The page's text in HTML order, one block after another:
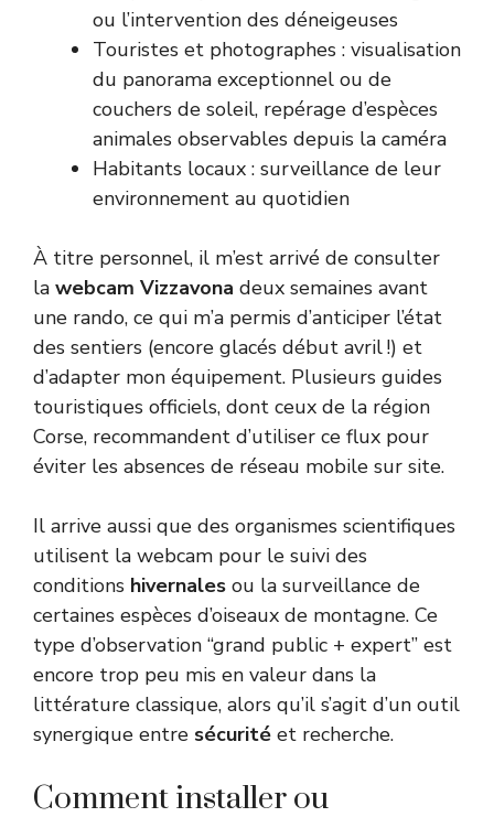
ou l’intervention des déneigeuses
Touristes et photographes : visualisation
du panorama exceptionnel ou de
couchers de soleil, repérage d’espèces
animales observables depuis la caméra
Habitants locaux : surveillance de leur
environnement au quotidien
À titre personnel, il m’est arrivé de consulter
la webcam Vizzavona deux semaines avant
une rando, ce qui m’a permis d’anticiper l’état
des sentiers (encore glacés début avril !) et
d’adapter mon équipement. Plusieurs guides
touristiques officiels, dont ceux de la région
Corse, recommandent d’utiliser ce flux pour
éviter les absences de réseau mobile sur site.
Il arrive aussi que des organismes scientifiques
utilisent la webcam pour le suivi des
conditions hivernales ou la surveillance de
certaines espèces d’oiseaux de montagne. Ce
type d’observation “grand public + expert” est
encore trop peu mis en valeur dans la
littérature classique, alors qu’il s’agit d’un outil
synergique entre sécurité et recherche.
Comment installer ou